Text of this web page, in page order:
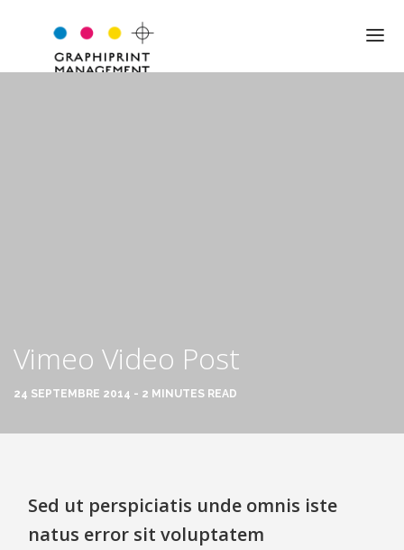
JARGON PRO
Vimeo Video Post
24 SEPTEMBRE 2014 - 2 MINUTES READ
Sed ut perspiciatis unde omnis iste
natus error sit voluptatem